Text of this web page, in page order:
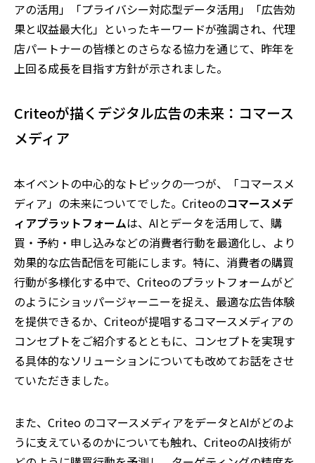
アの活用」「プライバシー対応型データ活用」「広告効
果と収益最大化」といったキーワードが強調され、代理
店パートナーの皆様とのさらなる協力を通じて、昨年を
上回る成長を目指す方針が示されました。
Criteoが描くデジタル広告の未来：コマース
メディア
本イベントの中心的なトピックの一つが、「コマースメ
ディア」の未来についてでした。Criteoのコマースメデ
ィアプラットフォームは、AIとデータを活用して、購
買・予約・申し込みなどの消費者行動を最適化し、より
効果的な広告配信を可能にします。特に、消費者の購買
行動が多様化する中で、Criteoのプラットフォームがど
のようにショッパージャーニーを捉え、最適な広告体験
を提供できるか、Criteoが提唱するコマースメディアの
コンセプトをご紹介するとともに、コンセプトを実現す
る具体的なソリューションについても改めてお話をさせ
ていただきました。
また、Criteo のコマースメディアをデータとAIがどのよ
うに支えているのかについても触れ、CriteoのAI技術が